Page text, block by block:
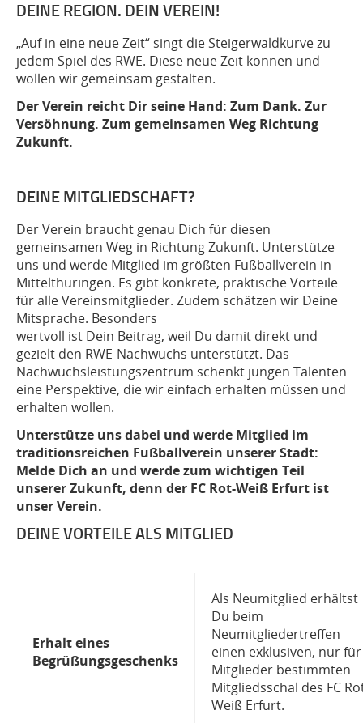
DEINE REGION. DEIN VEREIN!
„Auf in eine neue Zeit“ singt die Steigerwaldkurve zu
jedem Spiel des RWE. Diese neue Zeit können und
wollen wir gemeinsam gestalten.
Der Verein reicht Dir seine Hand: Zum Dank. Zur
Versöhnung. Zum gemeinsamen Weg Richtung
Zukunft.
DEINE MITGLIEDSCHAFT?
Der Verein braucht genau Dich für diesen
gemeinsamen Weg in Richtung Zukunft. Unterstütze
uns und werde Mitglied im größten Fußballverein in
Mittelthüringen. Es gibt konkrete, praktische Vorteile
für alle Vereinsmitglieder. Zudem schätzen wir Deine
Mitsprache. Besonders
wertvoll ist Dein Beitrag, weil Du damit direkt und
gezielt den RWE-Nachwuchs unterstützt. Das
Nachwuchsleistungszentrum schenkt jungen Talenten
eine Perspektive, die wir einfach erhalten müssen und
erhalten wollen.
Unterstütze uns dabei und werde Mitglied im
traditionsreichen Fußballverein unserer Stadt:
Melde Dich an und werde zum wichtigen Teil
unserer Zukunft, denn der FC Rot-Weiß Erfurt ist
unser Verein.
DEINE VORTEILE ALS MITGLIED
Erhalt eines
Begrüßungsgeschenks
Als Neumitglied erhältst
Du beim
Neumitgliedertreffen
einen exklusiven, nur für
Mitglieder bestimmten
Mitgliedsschal des FC
Weiß Erfurt.